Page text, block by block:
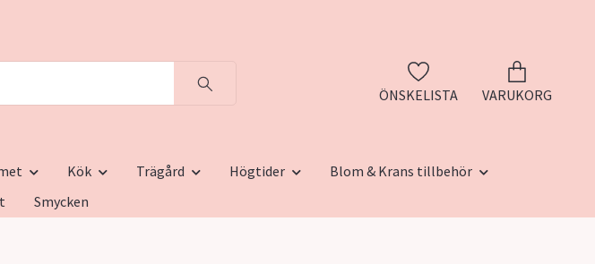
ÖNSKELISTA VARUKORG
Kök Trägård Högtider
Blom & Krans tillbehör
Smycken